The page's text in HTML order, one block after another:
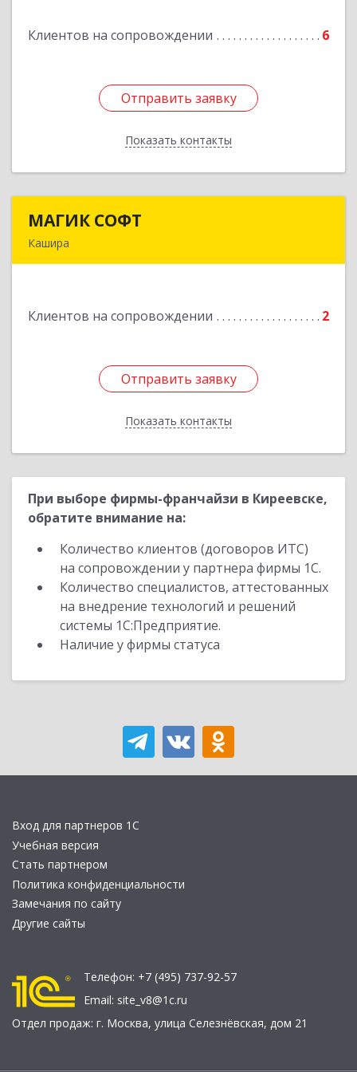
Клиентов на сопровождении 6
Отправить заявку
Показать контакты
Подробнее
Отправить заявку
Назад
МАГИК СОФТ
Кашира
Клиентов на сопровождении 2
Отправить заявку
Показать контакты
Отправить заявку
Назад
При выборе фирмы-франчайзи в Киреевске,
обратите внимание на:
Количество клиентов (договоров ИТС)
на сопровождении у партнера фирмы 1С.
Количество специалистов, аттестованных
на внедрение технологий и решений
системы 1С:Предприятие.
Наличие у фирмы статуса
Вход для партнеров 1С
Учебная версия
Стать партнером
Политика конфиденциальности
Замечания по сайту
Другие сайты
Телефон: +7 (495) 737-92-57
Email: site_v8@1c.ru
Отдел продаж: г. Москва, улица Селезнёвская, дом 21